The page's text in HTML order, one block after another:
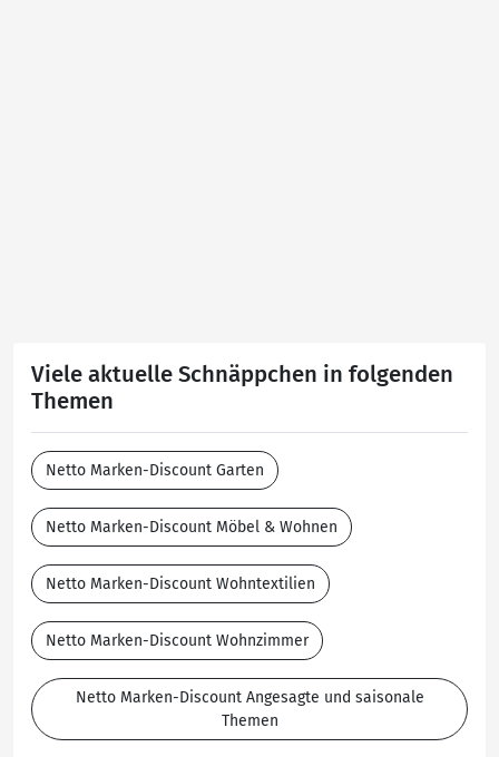
Viele aktuelle Schnäppchen in folgenden
Themen
Netto Marken-Discount Garten
Netto Marken-Discount Möbel & Wohnen
Netto Marken-Discount Wohntextilien
Netto Marken-Discount Wohnzimmer
Netto Marken-Discount Angesagte und saisonale
Themen